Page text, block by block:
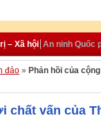
Thủ
Thủ tướng
– Xã hội An ninh Quốc
đảo » Phản hồi của
chất vấn của